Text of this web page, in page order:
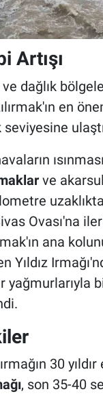
Artışı
dağlık
en
seviyesine
ve
Ovası'na
ana
Yıldız
30
, son 35-40